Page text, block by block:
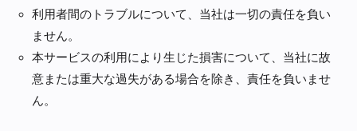
利用者間のトラブルについて、当社は一切の責任を負い
ません。
本サービスの利用により生じた損害について、当社に故
意または重大な過失がある場合を除き、責任を負いませ
ん。